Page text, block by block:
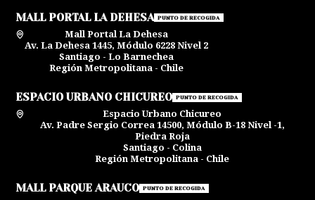
MALL PORTAL LA DEHESA PUNTO DE RECOGIDA
Mall Portal La Dehesa
Av. La Dehesa 1445, Módulo 6228 Nivel 2
Santiago - Lo Barnechea
Región Metropolitana - Chile
ESPACIO URBANO CHICUREO PUNTO DE RECOGIDA
Espacio Urbano Chicureo
Av. Padre Sergio Correa 14500, Módulo B-18 Nivel -1,
Piedra Roja
Santiago - Colina
Región Metropolitana - Chile
MALL PARQUE ARAUCO PUNTO DE RECOGIDA